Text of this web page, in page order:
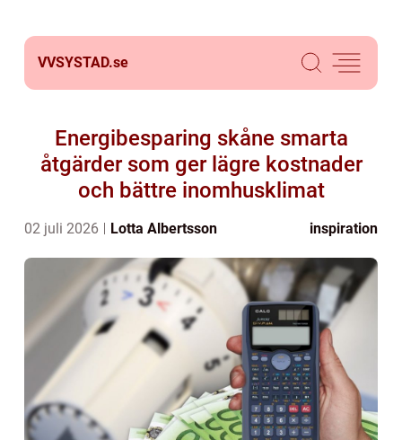
VVSYSTAD.se
Energibesparing skåne smarta
åtgärder som ger lägre kostnader
och bättre inomhusklimat
02 juli 2026 Lotta Albertsson inspiration